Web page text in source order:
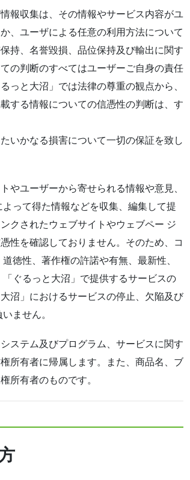
報収集は、その情報やサービス内容がユ
、ユーザによる任意の利用方法について
持、名誉毀損、品位保持及び輸出に関す
の判断のすべてはユーザーご自身の責任
っと大沼」では法律の尊重の観点から、
する情報についての信憑性の判断は、す
いかなる損害について一切の保証を致し
やユーザーから寄せられる情報や意見、
って得た情報などを収集、編集して提
クされたウェブサイトやウェブペー ジ
性を確認しておりません。そのため、コ
徳性、著作権の許諾や有無、最新性、
ぐるっと大沼」で提供するサービスの
沼」におけるサービスの停止、欠陥及び
ません。
ステム及びプログラム、サービスに関す
所有者に帰属します。また、商品名、ブ
所有者のものです。